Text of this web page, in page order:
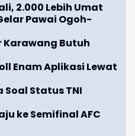
2.000 Lebih Umat
Pawai Ogoh-
Butuh
Enam Aplikasi Lewat
Soal Status TNI
ke Semifinal AFC